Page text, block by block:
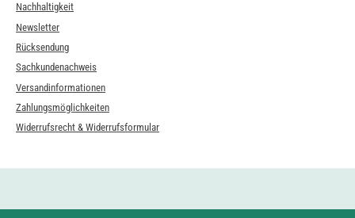
Nachhaltigkeit
Newsletter
Rücksendung
Sachkundenachweis
Versandinformationen
Zahlungsmöglichkeiten
Widerrufsrecht & Widerrufsformular